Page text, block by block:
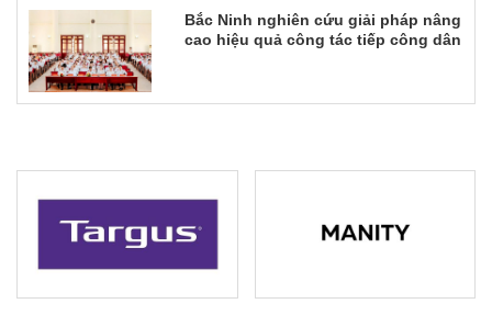
Bắc Ninh nghiên cứu giải pháp nâng
cao hiệu quả công tác tiếp công dân